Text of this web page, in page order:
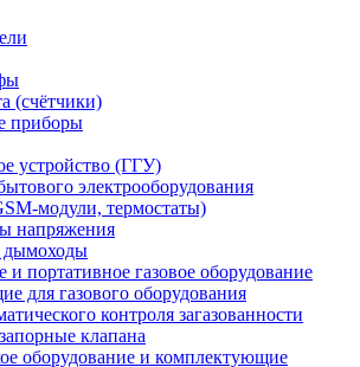
(счётчики)
приборы
устройство (ГГУ)
электрооборудования
модули, термостаты)
напряжения
дымоходы
и портативное газовое оборудование
для газового оборудования
контроля загазованности
клапана
оборудование и комплектующие